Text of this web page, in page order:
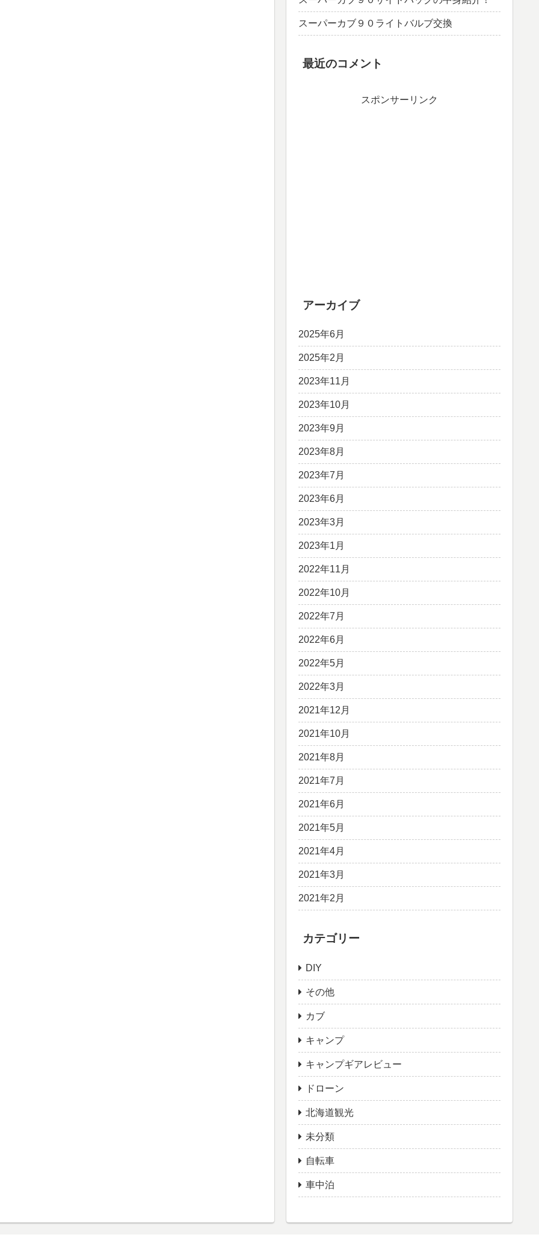
スーパーカブ９０ライトバルブ交換
最近のコメント
スポンサーリンク
アーカイブ
2025年6月
2025年2月
2023年11月
2023年10月
2023年9月
2023年8月
2023年7月
2023年6月
2023年3月
2023年1月
2022年11月
2022年10月
2022年7月
2022年6月
2022年5月
2022年3月
2021年12月
2021年10月
2021年8月
2021年7月
2021年6月
2021年5月
2021年4月
2021年3月
2021年2月
カテゴリー
DIY
その他
カブ
キャンプ
キャンプギアレビュー
ドローン
北海道観光
未分類
自転車
車中泊